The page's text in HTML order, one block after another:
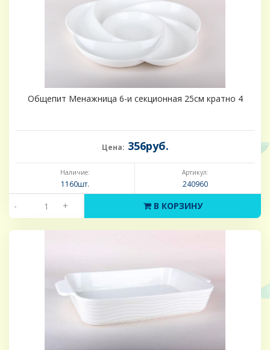
Общепит Менажница 6-и секционная 25см кратно 4
Цена: 356руб.
Наличие:
1160шт.
Артикул:
240960
- + В КОРЗИНУ